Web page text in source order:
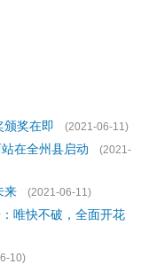
颁奖在即
(2021-06-11)
在全州县启动
(2021-
来
(2021-06-11)
唯快不破，全面开花
10)